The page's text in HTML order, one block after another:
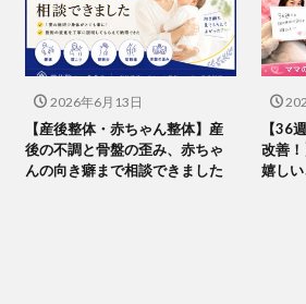
2026年6月13日
【産後整体・赤ちゃん整体】産
後の不調と骨盤の歪み、赤ちゃ
んの向き癖まで相談できました
【36
改善
嬉し